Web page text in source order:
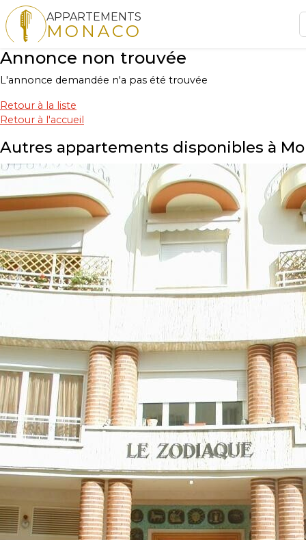
APPARTEMENTS
MONACO
Annonce non trouvée
L'annonce demandée n'a pas été trouvée
Retour à la liste
Retour à l'accueil
Autres appartements disponibles à